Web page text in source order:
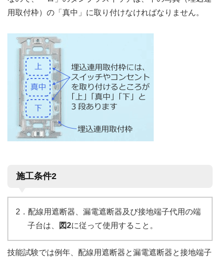
用取付枠）の「真中」に取り付けなければなりません。
施工条件2
2．配線用遮断器、漏電遮断器及び接地端子代用の端
子台は、
図2に従って使用すること。
技能試験では例年、配線用遮断器と漏電遮断器と接地端子